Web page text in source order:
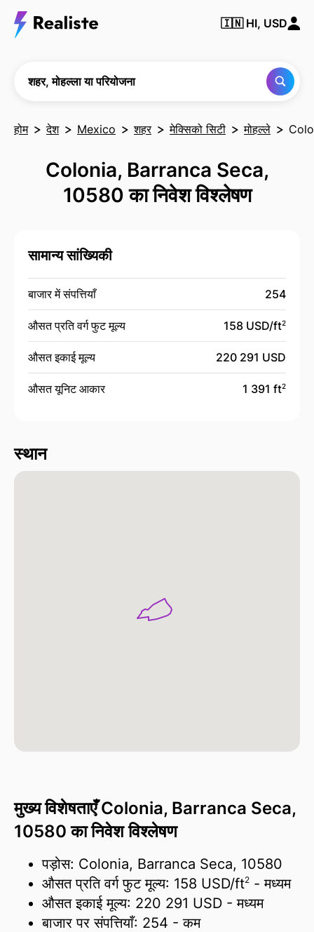
🇮🇳 HI, USD
शहर, मोहल्ला या परियोजना
होम देश Mexico शहर मेक्सिको सिटी मोहल्ले
Colonia, Barranca Seca,
10580 का निवेश विश्लेषण
सामान्य सांख्यिकी
बाजार में संपत्तियाँ 254
औसत प्रति वर्ग फुट मूल्य 158 USD/ft2
औसत इकाई मूल्य 220 291 USD
औसत यूनिट आकार 1 391 ft2
स्थान
मुख्य विशेषताएँ Colonia, Barranca Seca,
10580 का निवेश विश्लेषण
पड़ोस: Colonia, Barranca Seca, 10580
औसत प्रति वर्ग फुट मूल्य: 158 USD/ft2 - मध्यम
औसत इकाई मूल्य: 220 291 USD - मध्यम
बाजार पर संपत्तियाँ: 254 - कम